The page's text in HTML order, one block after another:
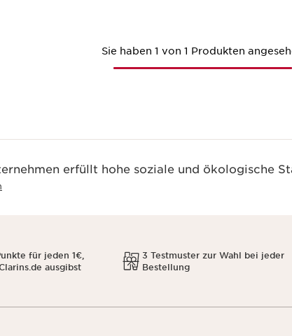
Sie haben 1 von 1 Produkten
erfüllt hohe soziale und ökologische
für jeden 1€,
ausgibst
3 Testmuster zur Wahl bei jeder
Bestellung